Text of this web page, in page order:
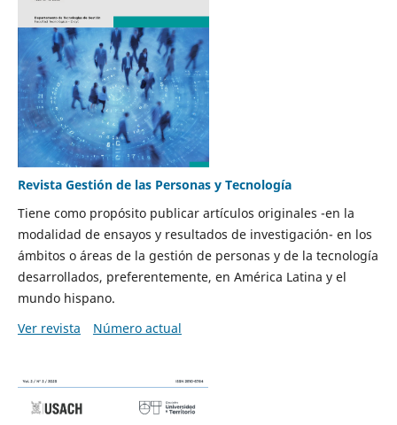
Revista Gestión de las Personas y Tecnología
Tiene como propósito publicar artículos originales -en la
modalidad de ensayos y resultados de investigación- en los
ámbitos o áreas de la gestión de personas y de la tecnología
desarrollados, preferentemente, en América Latina y el
mundo hispano.
Ver revista
Número actual